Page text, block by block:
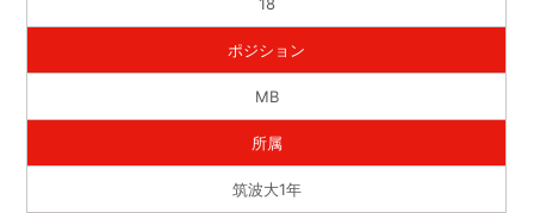
ポジション
MB
所属
筑波大1年